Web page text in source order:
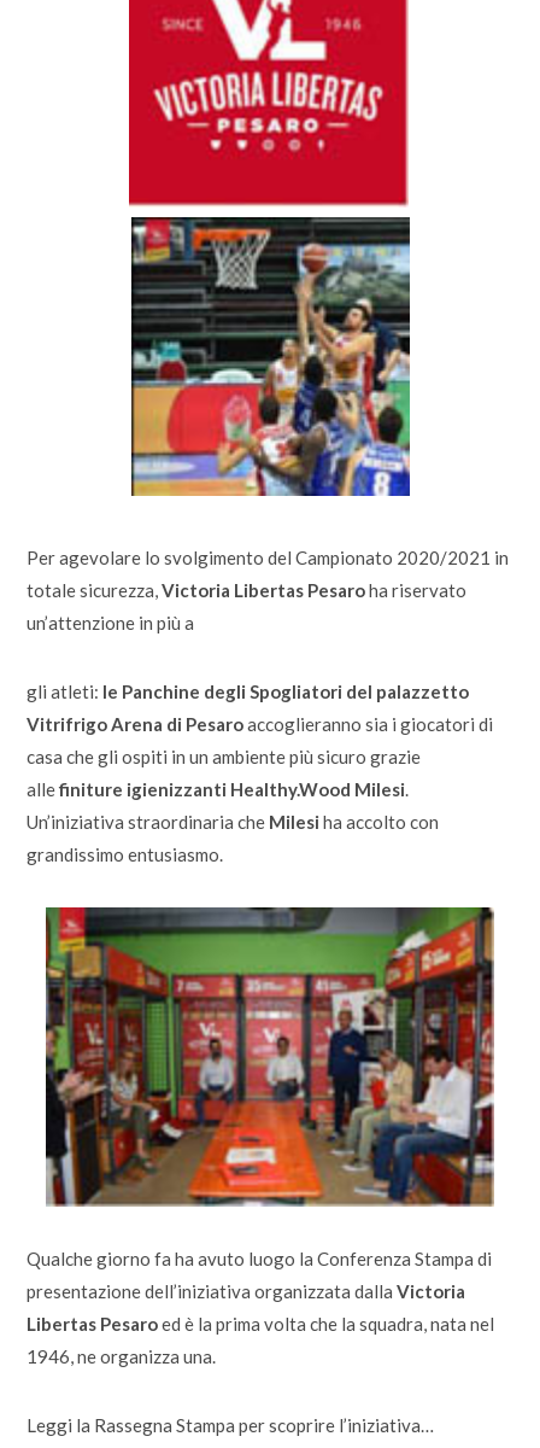
Per agevolare lo svolgimento del Campionato 2020/2021 in
totale sicurezza,Victoria Libertas Pesaroha riservato
un’attenzione in più a
gli atleti: le Panchine degli Spogliatori del palazzetto
Vitrifrigo Arena di Pesaroaccoglieranno sia i giocatori di
casa che gli ospiti in un ambiente più sicuro grazie
allefiniture igienizzanti Healthy.Wood Milesi.
Un’iniziativa straordinaria che Milesi ha accolto con
grandissimo entusiasmo.
Qualche giorno fa ha avuto luogo la Conferenza Stampa di
presentazione dell’iniziativa organizzata dallaVictoria
Libertas Pesaroed è la prima volta che la squadra, nata nel
1946, ne organizza una.
Leggi la Rassegna Stampa per scoprire l’iniziativa…